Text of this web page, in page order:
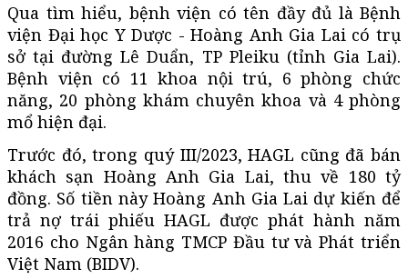
Qua tìm hiểu, bệnh viện có tên đầy đủ là Bệnh
viện Đại học Y Dược - Hoàng Anh Gia Lai có trụ
sở tại đường Lê Duẩn, TP Pleiku (tỉnh Gia Lai).
Bệnh viện có 11 khoa nội trú, 6 phòng chức
năng, 20 phòng khám chuyên khoa và 4 phòng
mổ hiện đại.
Trước đó, trong quý III/2023, HAGL cũng đã bán
khách sạn Hoàng Anh Gia Lai, thu về 180 tỷ
đồng. Số tiền này Hoàng Anh Gia Lai dự kiến để
trả nợ trái phiếu HAGL được phát hành năm
2016 cho Ngân hàng TMCP Đầu tư và Phát triển
Việt Nam (BIDV).